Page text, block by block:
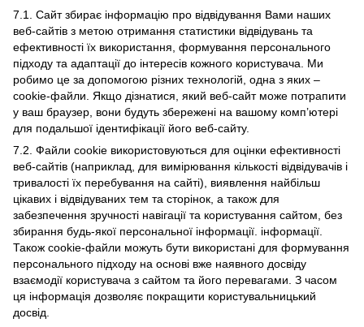
7.1. Сайт збирає інформацію про відвідування Вами наших
веб-сайтів з метою отримання статистики відвідувань та
ефективності їх використання, формування персонального
підходу та адаптації до інтересів кожного користувача. Ми
робимо це за допомогою різних технологій, одна з яких –
cookie-файли. Якщо дізнатися, який веб-сайт може потрапити
у ваш браузер, вони будуть збережені на вашому комп’ютері
для подальшої ідентифікації його веб-сайту.
7.2. Файли cookie використовуються для оцінки ефективності
веб-сайтів (наприклад, для вимірювання кількості відвідувачів і
тривалості їх перебування на сайті), виявлення найбільш
цікавих і відвідуваних тем та сторінок, а також для
забезпечення зручності навігації та користування сайтом, без
збирання будь-якої персональної інформації. інформації.
Також cookie-файли можуть бути використані для формування
персонального підходу на основі вже наявного досвіду
взаємодії користувача з сайтом та його перевагами. З часом
ця інформація дозволяє покращити користувальницький
досвід.